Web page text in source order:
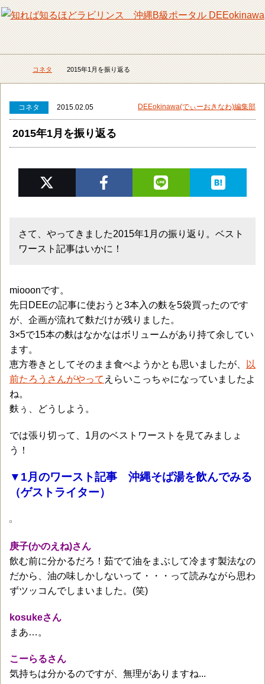
メニュー 検
DEEokinawaトップ
コネタ 2015年1月を振り返る
コネタ 2015.02.05 DEEokinawa(でぃーおきなわ)編集部
2015年1月を振り返る
さて、やってきました2015年1月の振り返り。ベスト
ワースト記事はいかに！
miooonです。
先日DEEの記事に使おうと3本入の麩を5袋買ったのです
が、企画が流れて麩だけが残りました。
3×5で15本の麩はなかなはボリュームがあり持て余してい
ます。
恵方巻きとしてそのまま食べようかとも思いましたが、
以
前たろうさんがやって えらいこっちゃになっていましたよ
ね。
麩ぅ、どうしよう。
では張り切って、1月のベストワーストを見てみましょ
う！
▼1月のワースト記事 沖縄そば湯を飲んでみる
（ゲストライター）
庚子(かのえね)さん
飲む前に分かるだろ！茹でて油をまぶして冷ます製法なの
だから、油の味しかしないって・・・って読みながら思わ
ずツッコんでしまいました。(笑)
kosukeさん
まあ…。
こーらるさん
気持ちは分かるのですが、無理がありますね...